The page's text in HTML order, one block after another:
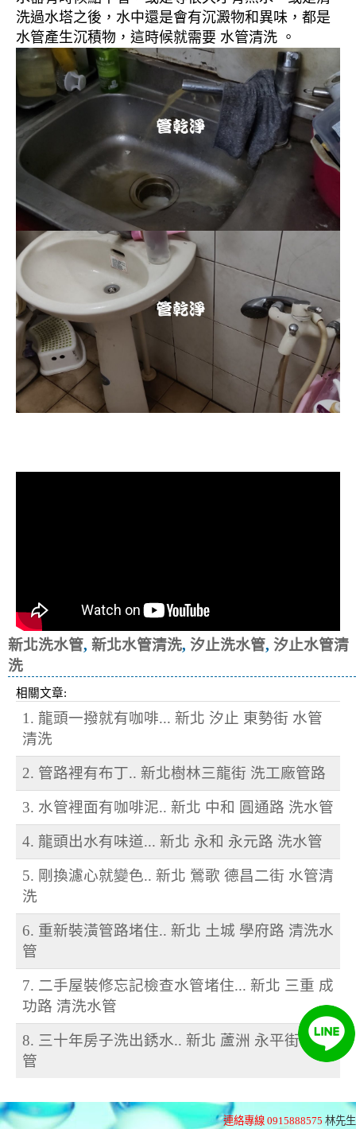
洗過水塔之後，水中還是會有沉澱物和異味，都是
水管產生沉積物，這時候就需要 水管清洗 。
新北洗水管, 新北水管清洗, 汐止洗水管, 汐止水管清
洗
相關文章:
1. 龍頭一撥就有咖啡... 新北 汐止 東勢街 水管
清洗
2. 管路裡有布丁.. 新北樹林三龍街 洗工廠管路
3. 水管裡面有咖啡泥.. 新北 中和 圓通路 洗水管
4. 龍頭出水有味道... 新北 永和 永元路 洗水管
5. 剛換濾心就變色.. 新北 鶯歌 德昌二街 水管清
洗
6. 重新裝潢管路堵住.. 新北 土城 學府路 清洗水
管
7. 二手屋裝修忘記檢查水管堵住... 新北 三重 成
功路 清洗水管
8. 三十年房子洗出銹水.. 新北 蘆洲 永平街 洗水
管
連絡專線 0915888575 林先生